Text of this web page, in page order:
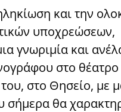
και την
υποχρεώσεων,
γνωριμία και
στο θέατρο
του, στο Θησείο, με
σήμερα θα